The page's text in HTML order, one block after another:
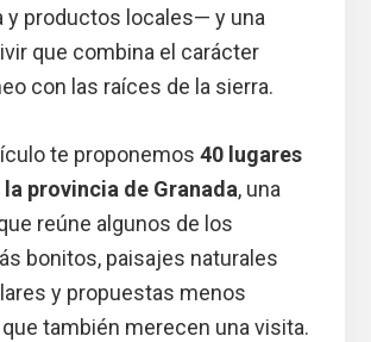
y productos locales— y una
que combina el carácter
con las raíces de la sierra.
te proponemos 40 lugares
la provincia de Granada, una
reúne algunos de los
bonitos, paisajes naturales
y propuestas menos
también merecen una visita.